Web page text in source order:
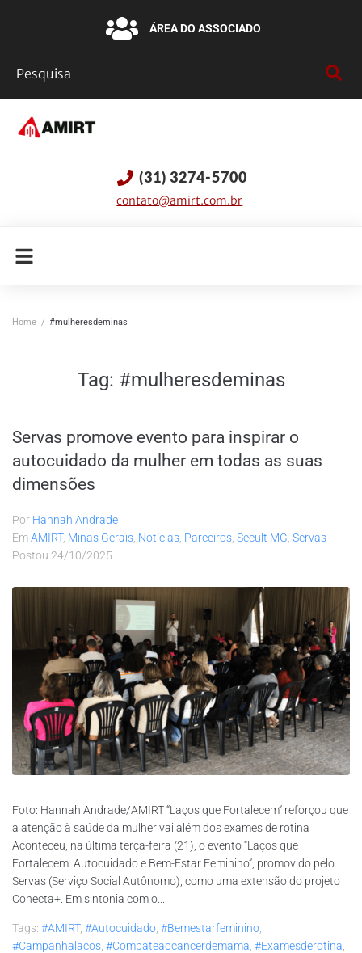
ÁREA DO ASSOCIADO
(31) 3274-5700
contato@amirt.com.br
Home / #mulheresdeminas
Tag: #mulheresdeminas
Servas promove evento para inspirar o
autocuidado da mulher em todas as suas
dimensões
Por Hannah Andrade
EmAMIRT, Minas Gerais Notícias Parceiros Secult MG Servas
Postou 24/10/2025
Foto: Hannah Andrade/AMIRT “Laços que Fortalecem” reforçou que
a atenção à saúde da mulher vai além dos exames de rotina
Aconteceu, na última terça-feira (21), o evento “Laços que
Fortalecem: Autocuidado e Bem-Estar Feminino”, promovido pelo
Servas (Serviço Social Autônomo), como uma extensão do projeto
Conecta+. Em sintonia com o...
Tags: #AMIRT, #autocuidado #bemestarfeminino
#campanhalacos #combateaocancerdemama #examesderotina